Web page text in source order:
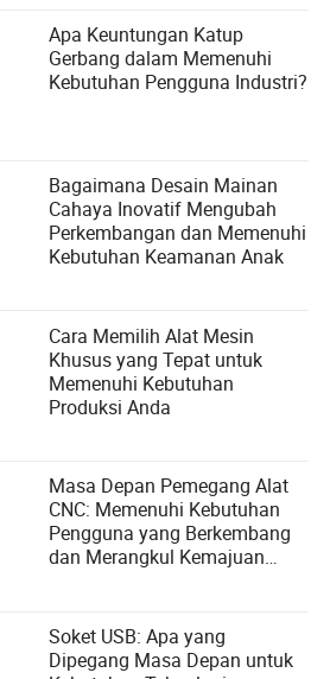
Apa Keuntungan Katup
Gerbang dalam Memenuhi
Kebutuhan Pengguna Industri?
Bagaimana Desain Mainan
Cahaya Inovatif Mengubah
Perkembangan dan Memenuhi
Kebutuhan Keamanan Anak
Cara Memilih Alat Mesin
Khusus yang Tepat untuk
Memenuhi Kebutuhan
Produksi Anda
Masa Depan Pemegang Alat
CNC: Memenuhi Kebutuhan
Pengguna yang Berkembang
dan Merangkul Kemajuan
Soket USB: Apa yang
Dipegang Masa Depan untuk